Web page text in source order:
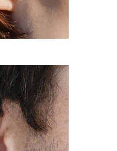
14 mm16 mm